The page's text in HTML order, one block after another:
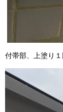
付帯部、上塗り１